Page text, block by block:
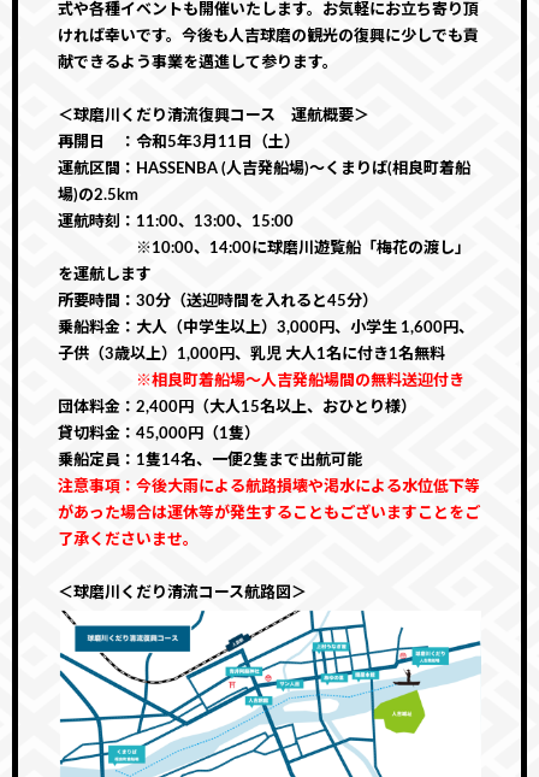
式や各種イベントも開催いたします。お気軽にお立ち寄り頂
ければ幸いです。今後も人吉球磨の観光の復興に少しでも貢
献できるよう事業を邁進して参ります。
＜球磨川くだり清流復興コース 運航概要＞
再開日 ：令和5年3月11日（土）
運航区間：HASSENBA (人吉発船場)〜くまりば(相良町着船
場)の2.5km
運航時刻：11:00、13:00、15:00
※10:00、14:00に球磨川遊覧船「梅花の渡し」
を運航します
所要時間：30分（送迎時間を入れると45分）
乗船料金：大人（中学生以上）3,000円、小学生 1,600円、
子供（3歳以上）1,000円、乳児 大人1名に付き1名無料
※相良町着船場〜人吉発船場間の無料送迎付き
団体料金：2,400円（大人15名以上、おひとり様）
貸切料金：45,000円（1隻）
乗船定員：1隻14名、一便2隻まで出航可能
注意事項：今後大雨による航路損壊や渇水による水位低下等
があった場合は運休等が発生することもございますことをご
了承くださいませ。
＜球磨川くだり清流コース航路図＞